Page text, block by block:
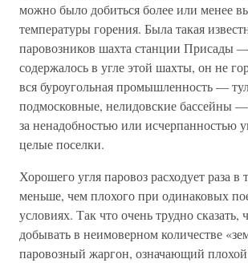
можно было добиться более или менее
температуры горения. Была такая
паровозников шахта станции Присады
содержалось в угле этой шахты, он не
вся буроугольная промышленность —
подмосковные, нелидовские бассейны
за ненадобностью или исчерпанностью
целые поселки.
Хорошего угля паровоз расходует раза в
меньше, чем плохого при одинаковых
условиях. Так что очень трудно
добывать в неимоверном количестве
паровозный жаргон, означающий